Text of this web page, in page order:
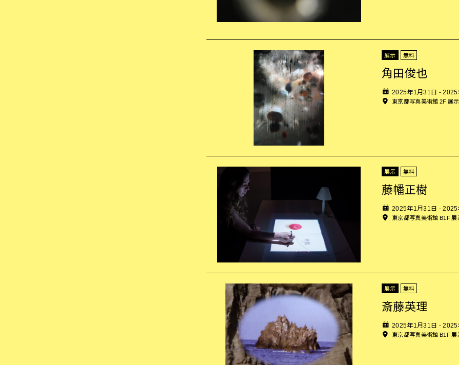
展示 無料
角田俊也
2025年1月31日 - 2025
東京都写真美術館 2F 展
展示 無料
藤幡正樹
2025年1月31日 - 2025
東京都写真美術館 B1F 展
展示 無料
斎藤英理
2025年1月31日 - 2025
東京都写真美術館 B1F 展